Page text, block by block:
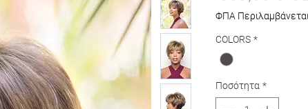
ΦΠΑ Περιλαμβάνεται
COLORS *
Ποσότητα *